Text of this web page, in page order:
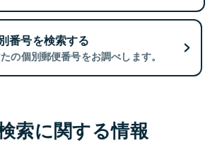
番号を検索する
の個別郵便番号をお調べします。
索に関する情報